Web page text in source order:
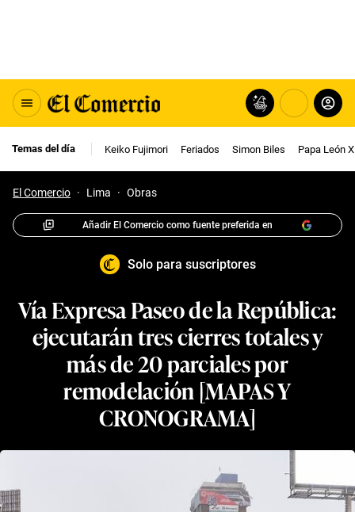
Temas del día Keiko Fujimori Feriados Simon Biles Papa León
El Comercio · Lima · Obras
Añadir El Comercio como fuente preferida en
Solo para suscriptores
Vía Expresa Paseo de la República:
ejecutarán tres cierres totales y
más de 20 parciales por
remodelación [MAPAS Y
CRONOGRAMA]